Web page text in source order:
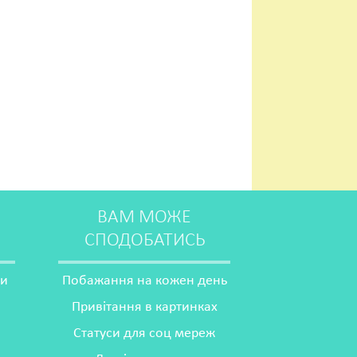
ВАМ МОЖЕ
СПОДОБАТИСЬ
Побажання на кожен день
Привітання в картинках
Статуси для соц мереж